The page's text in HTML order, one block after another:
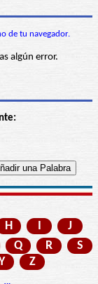
de tu navegador.
algún error.
H I
J
Q R
S
Z